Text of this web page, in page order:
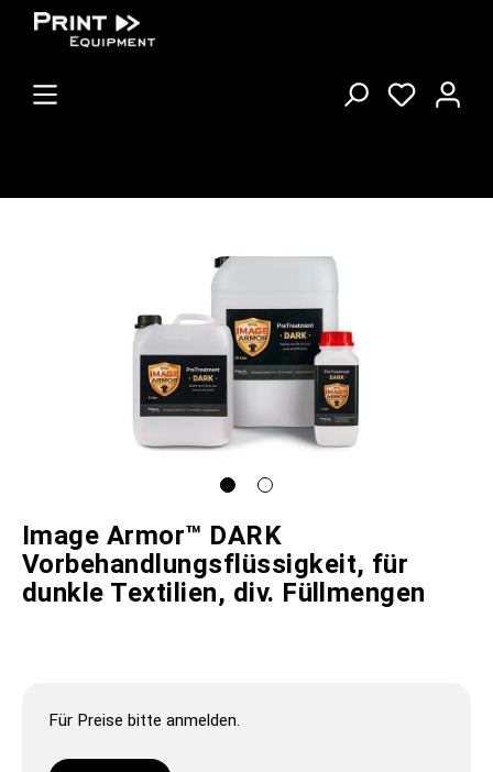
Image Armor™ DARK
Vorbehandlungsflüssigkeit, für
dunkle Textilien, div. Füllmengen
Für Preise bitte anmelden.